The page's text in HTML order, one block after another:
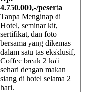
4.750.000,-/peserta
Tanpa Menginap di
Hotel, seminar kit,
sertifikat, dan foto
bersama yang dikemas
dalam satu tas eksklusif,
Coffee break 2 kali
sehari dengan makan
siang di hotel selama 2
hari.